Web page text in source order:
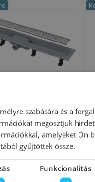
APZ10-750M
zuhanyfolyóka
ráccsal (750 mm)
144374
APZ10-750M
36 669 Ft
szabására és a
megosztjuk
amelyeket Ön
gyűjtöttek össze.
Funkcionalitás